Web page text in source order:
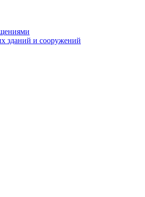
зданий и сооружений